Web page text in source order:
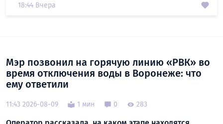
18:44 Вчера
Мэр позвонил на горячую линию «РВК» во
время отключения воды в Воронеже: что
ему ответили
11:43 2026-08-09 1 мин 0 283